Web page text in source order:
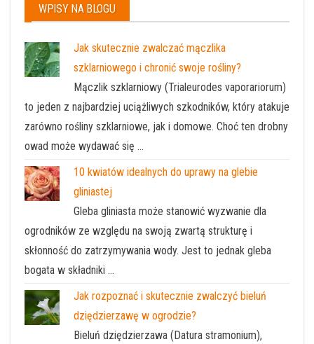
WPISY NA BLOGU
Jak skutecznie zwalczać mączlika
szklarniowego i chronić swoje rośliny?
Mączlik szklarniowy (Trialeurodes vaporariorum)
to jeden z najbardziej uciążliwych szkodników, który atakuje
zarówno rośliny szklarniowe, jak i domowe. Choć ten drobny
owad może wydawać się …
10 kwiatów idealnych do uprawy na glebie
gliniastej
Gleba gliniasta może stanowić wyzwanie dla
ogrodników ze względu na swoją zwartą strukturę i
skłonność do zatrzymywania wody. Jest to jednak gleba
bogata w składniki …
Jak rozpoznać i skutecznie zwalczyć bieluń
dziędzierzawę w ogrodzie?
Bieluń dziędzierzawa (Datura stramonium),